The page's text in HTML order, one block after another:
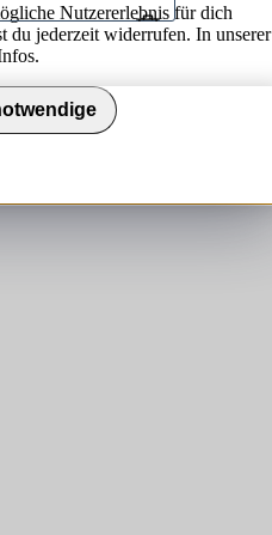
Nutzererlebnis für dich
du jederzeit widerrufen. In unserer